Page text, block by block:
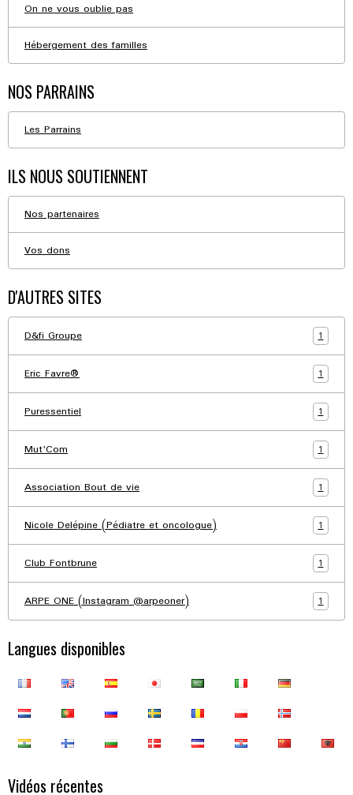
On ne vous oublie pas
Hébergement des familles
NOS PARRAINS
Les Parrains
ILS NOUS SOUTIENNENT
Nos partenaires
Vos dons
D'AUTRES SITES
D&fi Groupe 1
Eric Favre® 1
Puressentiel 1
Mut'Com 1
Association Bout de vie 1
Nicole Delépine (Pédiatre et oncologue) 1
Club Fontbrune 1
ARPE ONE (Instagram @arpeoner) 1
Langues disponibles
Vidéos récentes